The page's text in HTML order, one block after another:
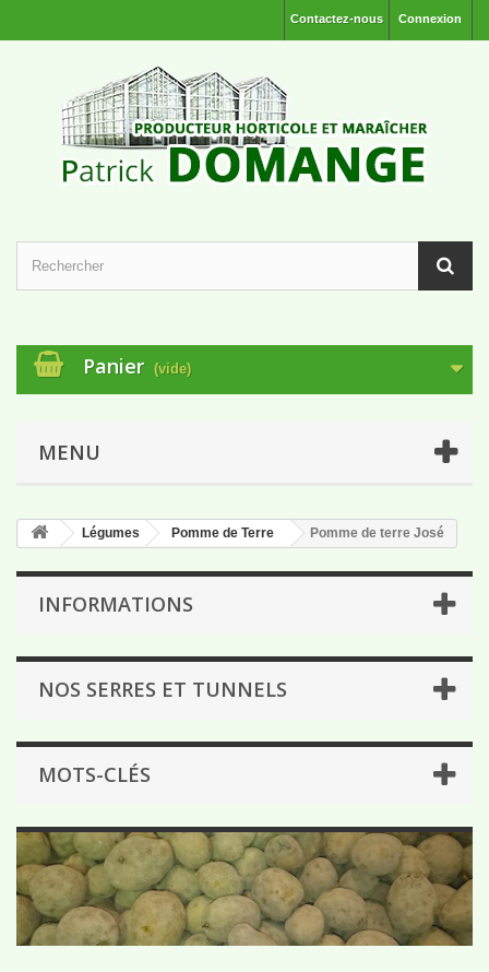
Connexion
Contactez-nous
Panier (vide)
MENU
Légumes Pomme de Terre Pomme de terre José
INFORMATIONS
NOS SERRES ET TUNNELS
MOTS-CLÉS